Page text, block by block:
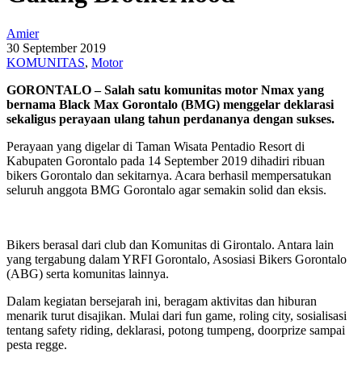
Amier
30 September 2019
KOMUNITAS, Motor
GORONTALO – Salah satu komunitas motor Nmax yang
bernama Black Max Gorontalo (BMG) menggelar deklarasi
sekaligus perayaan ulang tahun perdananya dengan sukses.
Perayaan yang digelar di Taman Wisata Pentadio Resort di
Kabupaten Gorontalo pada 14 September 2019 dihadiri ribuan
bikers Gorontalo dan sekitarnya. Acara berhasil mempersatukan
seluruh anggota BMG Gorontalo agar semakin solid dan eksis.
Bikers berasal dari club dan Komunitas di Girontalo. Antara lain
yang tergabung dalam YRFI Gorontalo, Asosiasi Bikers Gorontalo
(ABG) serta komunitas lainnya.
Dalam kegiatan bersejarah ini, beragam aktivitas dan hiburan
menarik turut disajikan. Mulai dari fun game, roling city, sosialisasi
tentang safety riding, deklarasi, potong tumpeng, doorprize sampai
pesta regge.